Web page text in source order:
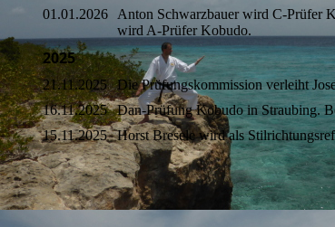
01.01.2026
Anton Schwarzbauer wird C-Prüfer
wird A-Prüfer Kobudo.
2025
21.11.2025
Die Prüfungskommission verleiht
16.11.2025
Dan-Prüfung Kobudo in Straubing.
15.11.2025
Horst Bresele wird als